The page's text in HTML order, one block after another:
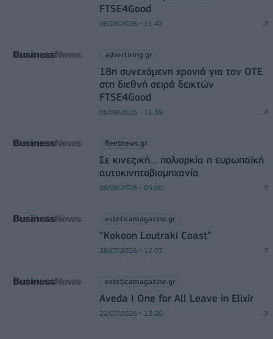
FTSE4Good
06/08/2026 - 11:42
advertising.gr
18η συνεχόμενη χρονιά για τον ΟΤΕ
στη διεθνή σειρά δεικτών
FTSE4Good
06/08/2026 - 11:39
fleetnews.gr
Σε κινεζική… πολιορκία η ευρωπαϊκή
αυτοκινητοβιομηχανία
06/08/2026 - 05:00
esteticamagazine.gr
“Kokoon Loutraki Coast”
28/07/2026 - 12:07
esteticamagazine.gr
Aveda I One for All Leave in Elixir
22/07/2026 - 13:20